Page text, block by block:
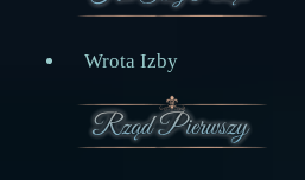
Wrota Izby